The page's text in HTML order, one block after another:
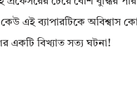
এই ব্যাপারটিকে অবিশ্বাস
একটি বিখ্যাত সত্য ঘটনা!